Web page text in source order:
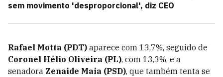
sem movimento 'desproporcional', diz CEO
Rafael Motta (PDT) aparece com 13,7%, seguido de
Coronel Hélio Oliveira (PL), com 13,3%, e a
senadora Zenaide Maia (PSD), que também tenta se